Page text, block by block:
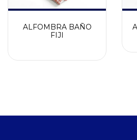
ALFOMBRA BAÑO
FIJI